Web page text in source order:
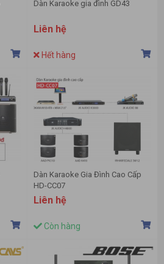
Dàn Karaoke gia đình GD43
Liên hệ
Hết hàng
Dàn Karaoke Gia Đình Cao Cấp
HD-CC07
Liên hệ
Còn hàng